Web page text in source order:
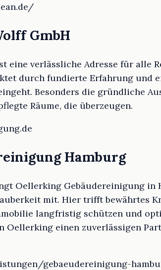
GmbH
eine verlässliche Adresse für alle
durch fundierte Erfahrung und
Besonders die gründliche
Räume, die überzeugen.
Hamburg
Oellerking Gebäudereinigung in
mit. Hier trifft bewährtes
langfristig schützen und
Oellerking einen zuverlässigen
gebaeudereinigung-